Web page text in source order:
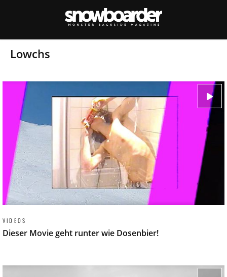
Lowchs
VIDEOS
Dieser Movie geht runter wie Dosenbier!